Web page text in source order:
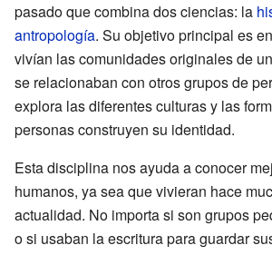
pasado que combina dos ciencias: la
antropología. Su objetivo principal es
vivían las comunidades originales de
se relacionaban con otros grupos de
explora las diferentes culturas y las
personas construyen su identidad.
Esta disciplina nos ayuda a conocer
humanos, ya sea que vivieran hace
actualidad. No importa si son grupos
o si usaban la escritura para guardar